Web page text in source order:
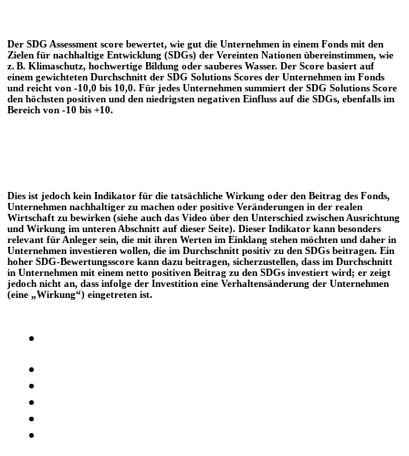
Der SDG Assessment score bewertet, wie gut die Unternehmen in einem Fonds mit den
Zielen für nachhaltige Entwicklung (SDGs) der Vereinten Nationen übereinstimmen, wie
z. B. Klimaschutz, hochwertige Bildung oder sauberes Wasser. Der Score basiert auf
einem gewichteten Durchschnitt der SDG Solutions Scores der Unternehmen im Fonds
und reicht von -10,0 bis 10,0. Für jedes Unternehmen summiert der SDG Solutions Score
den höchsten positiven und den niedrigsten negativen Einfluss auf die SDGs, ebenfalls im
Bereich von -10 bis +10.
Dies ist jedoch kein Indikator für die tatsächliche Wirkung oder den Beitrag des Fonds,
Unternehmen nachhaltiger zu machen oder positive Veränderungen in der realen
Wirtschaft zu bewirken (siehe auch das Video über den Unterschied zwischen Ausrichtung
und Wirkung im unteren Abschnitt auf dieser Seite). Dieser Indikator kann besonders
relevant für Anleger sein, die mit ihren Werten im Einklang stehen möchten und daher in
Unternehmen investieren wollen, die im Durchschnitt positiv zu den SDGs beitragen. Ein
hoher SDG-Bewertungsscore kann dazu beitragen, sicherzustellen, dass im Durchschnitt
in Unternehmen mit einem netto positiven Beitrag zu den SDGs investiert wird; er zeigt
jedoch nicht an, dass infolge der Investition eine Verhaltensänderung der Unternehmen
(eine „Wirkung“) eingetreten ist.